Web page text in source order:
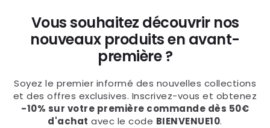
Vous souhaitez découvrir nos
nouveaux produits en avant-
première ?
Soyez le premier informé des nouvelles collections
et des offres exclusives. Inscrivez-vous et obtenez
-10% sur votre première commande dès 50€
d'achat avec le code BIENVENUE10.